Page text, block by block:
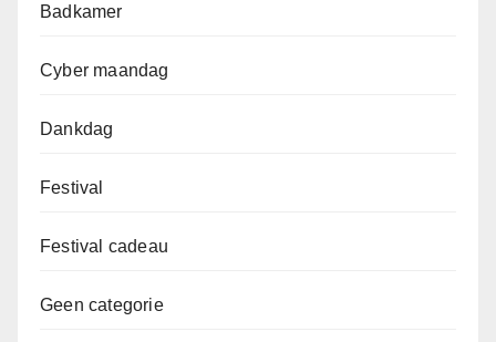
Badkamer
Cyber maandag
Dankdag
Festival
Festival cadeau
Geen categorie